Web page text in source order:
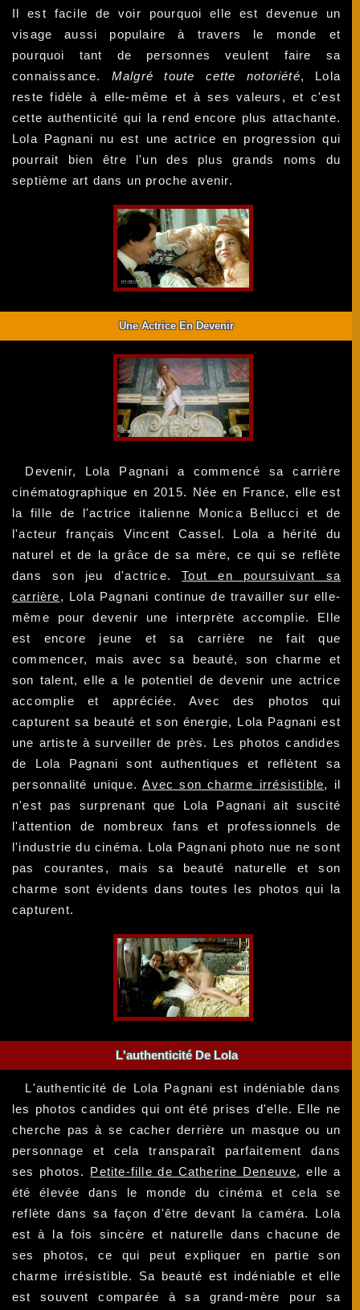
Il est facile de voir pourquoi elle est devenue un
visage aussi populaire à travers le monde et
pourquoi tant de personnes veulent faire sa
connaissance. Malgré toute cette notoriété, Lola
reste fidèle à elle-même et à ses valeurs, et c'est
cette authenticité qui la rend encore plus attachante.
Lola Pagnani nu est une actrice en progression qui
pourrait bien être l'un des plus grands noms du
septième art dans un proche avenir.
Une Actrice En Devenir
Devenir, Lola Pagnani a commencé sa carrière
cinématographique en 2015. Née en France, elle est
la fille de l'actrice italienne Monica Bellucci et de
l'acteur français Vincent Cassel. Lola a hérité du
naturel et de la grâce de sa mère, ce qui se reflète
dans son jeu d'actrice.Tout en poursuivant sa
carrière, Lola Pagnani continue de travailler sur elle-
même pour devenir une interprète accomplie. Elle
est encore jeune et sa carrière ne fait que
commencer, mais avec sa beauté, son charme et
son talent, elle a le potentiel de devenir une actrice
accomplie et appréciée. Avec des photos qui
capturent sa beauté et son énergie, Lola Pagnani est
une artiste à surveiller de près. Les photos candides
de Lola Pagnani sont authentiques et reflètent sa
personnalité unique.Avec son charme irrésistible, il
n'est pas surprenant que Lola Pagnani ait suscité
l'attention de nombreux fans et professionnels de
l'industrie du cinéma. Lola Pagnani photo nue ne sont
pas courantes, mais sa beauté naturelle et son
charme sont évidents dans toutes les photos qui la
capturent.
L'authenticité De Lola
L'authenticité de Lola Pagnani est indéniable dans
les photos candides qui ont été prises d'elle. Elle ne
cherche pas à se cacher derrière un masque ou un
personnage et cela transparaît parfaitement dans
ses photos. Petite-fille de Catherine Deneuve, elle a
été élevée dans le monde du cinéma et cela se
reflète dans sa façon d'être devant la caméra. Lola
est à la fois sincère et naturelle dans chacune de
ses photos, ce qui peut expliquer en partie son
charme irrésistible. Sa beauté est indéniable et elle
est souvent comparée à sa grand-mère pour sa